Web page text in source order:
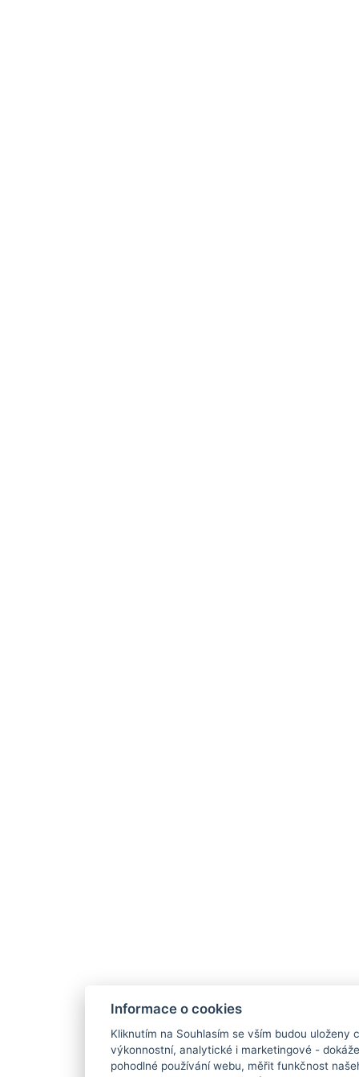
Informace o cookies
Kliknutím na Souhlasím se vším budou uloženy
výkonnostní, analytické i marketingové -
pohodlné používání webu, měřit funkčnost